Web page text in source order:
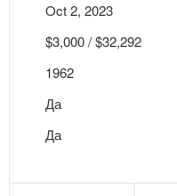
Oct 2, 2023
$3,000 / $32,292
1962
Да
Да